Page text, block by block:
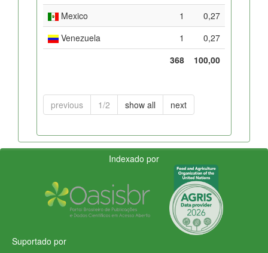
Mexico
1
0,27
Venezuela
1
0,27
368
100,00
previous 1/2 show all next
Indexado por
Suportado por